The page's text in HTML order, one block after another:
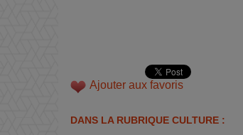
Ajouter aux favoris
DANS LA RUBRIQUE CULTURE :